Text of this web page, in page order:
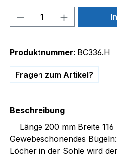
Produkt Anzahl:
Produktnummer: BC336.H
Fragen zum Artikel?
Beschreibung
Länge 200 mm Breite
Gewebeschonendes
Löcher in der Sohle wird